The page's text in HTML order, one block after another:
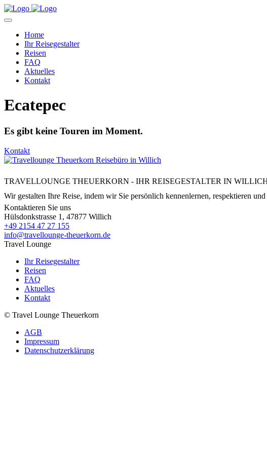
Home
Ihr Reisegestalter
Reisen
FAQ
Aktuelles
Kontakt
Ecatepec
Es gibt keine Touren im Moment.
Kontakt
TRAVELLOUNGE THEUERKORN - IHR REISEGESTALTER IN
Wir gestalten Ihre Reise, indem wir Sie persönlich kennenlernen, respektieren
Kontaktieren Sie uns
Hülsdonkstrasse 1, 47877 Willich
+49 2154 47 27 155
info@travellounge-theuerkorn.de
Travel Lounge
Ihr Reisegestalter
Reisen
FAQ
Aktuelles
Kontakt
© Travel Lounge Theuerkorn
AGB
Impressum
Datenschutzerklärung